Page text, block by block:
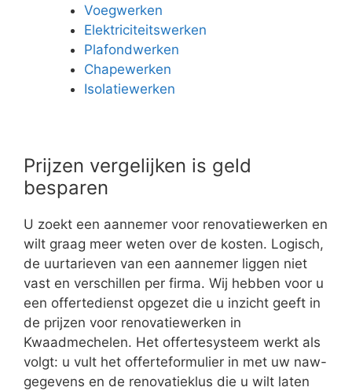
Voegwerken
Elektriciteitswerken
Plafondwerken
Chapewerken
Isolatiewerken
Prijzen vergelijken is geld
besparen
U zoekt een aannemer voor renovatiewerken en
wilt graag meer weten over de kosten. Logisch,
de uurtarieven van een aannemer liggen niet
vast en verschillen per firma. Wij hebben voor u
een offertedienst opgezet die u inzicht geeft in
de prijzen voor renovatiewerken in
Kwaadmechelen. Het offertesysteem werkt als
volgt: u vult het offerteformulier in met uw naw-
gegevens en de renovatieklus die u wilt laten